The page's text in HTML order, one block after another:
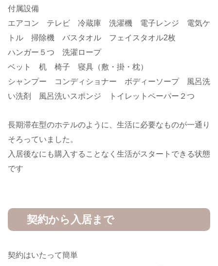
付属設備
エアコン テレビ 冷蔵庫 洗濯機 電子レンジ 電気ケ
トル 掃除機 バスタオル フェイスタオル2枚
ハンガー５つ 洗濯ロープ
ベット 机 椅子 寝具（敷・掛・枕）
シャンプー コンディショナー ボディーソープ 風呂洗
い洗剤 風呂洗いスポンジ トイレットペーパー２つ
長期滞在型のホテルのように、生活に必要なものが一通り
そろっていました。
入居後なにも購入することなく生活がスタートできる状態
です
契約から入居まで
契約はいたって簡単